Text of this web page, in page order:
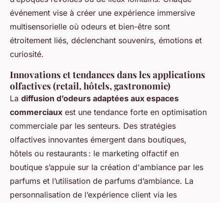
événement vise à créer une expérience immersive
multisensorielle où odeurs et bien-être sont
étroitement liés, déclenchant souvenirs, émotions et
curiosité.
Innovations et tendances dans les applications
olfactives (retail, hôtels, gastronomie)
La diffusion d’odeurs adaptées aux espaces
commerciaux est une tendance forte en optimisation
commerciale par les senteurs. Des stratégies
olfactives innovantes émergent dans boutiques,
hôtels ou restaurants : le marketing olfactif en
boutique s’appuie sur la création d'ambiance par les
parfums et l’utilisation de parfums d’ambiance. La
personnalisation de l’expérience client via les